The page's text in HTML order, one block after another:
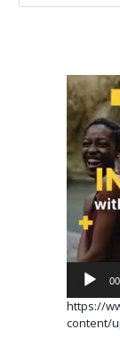
Video
oynatıcı
https://
content/